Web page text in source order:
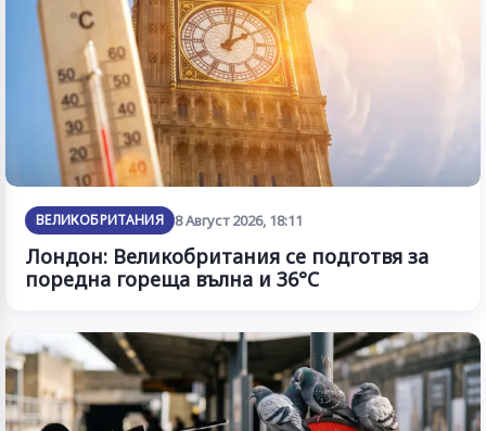
ВЕЛИКОБРИТАНИЯ 8 Август 2026, 18:11
Лондон: Великобритания се подготвя за
поредна гореща вълна и 36°C